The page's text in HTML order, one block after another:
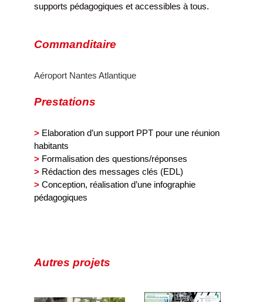
supports pédagogiques et accessibles à tous.
Commanditaire
Aéroport Nantes Atlantique
Prestations
> Elaboration d’un support PPT pour une réunion
habitants
> Formalisation des questions/réponses
> Rédaction des messages clés (EDL)
> Conception, réalisation d’une infographie
pédagogiques
Autres projets